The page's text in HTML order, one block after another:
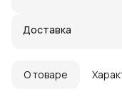
Доставка
О товаре